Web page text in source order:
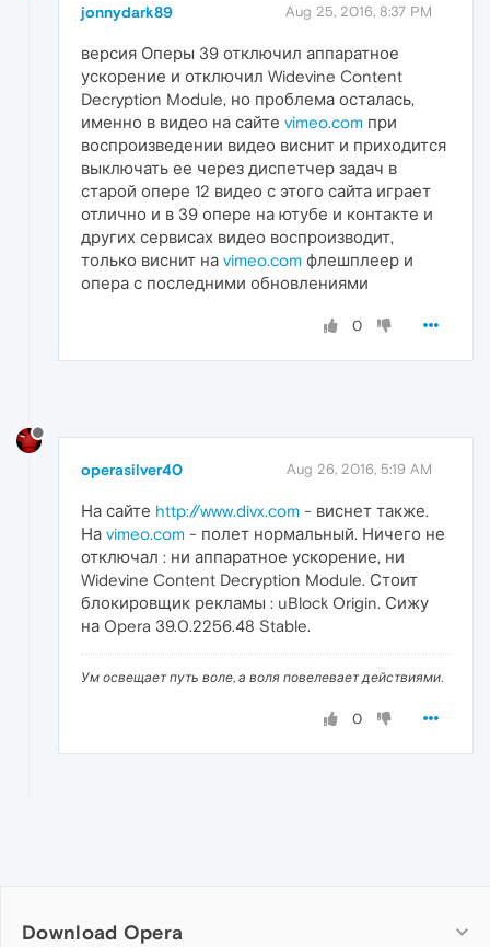
jonnydark89 Aug 25, 2016, 8:37 PM
версия Оперы 39 отключил аппаратное
ускорение и отключил Widevine Content
Decryption Module, но проблема осталась,
именно в видео на сайте vimeo.com при
воспроизведении видео виснит и приходится
выключать ее через диспетчер задач в
старой опере 12 видео с этого сайта играет
отлично и в 39 опере на ютубе и контакте и
других сервисах видео воспроизводит,
только виснит на vimeo.com флешплеер и
опера с последними обновлениями
0
operasilver40 Aug 26, 2016, 5:19 AM
На сайте http://www.divx.com - виснет также.
На vimeo.com - полет нормальный. Ничего не
отключал : ни аппаратное ускорение, ни
Widevine Content Decryption Module. Стоит
блокировщик рекламы : uBlock Origin. Сижу
на Opera 39.0.2256.48 Stable.
Ум освещает путь воле, а воля повелевает действиями.
0
Download Opera